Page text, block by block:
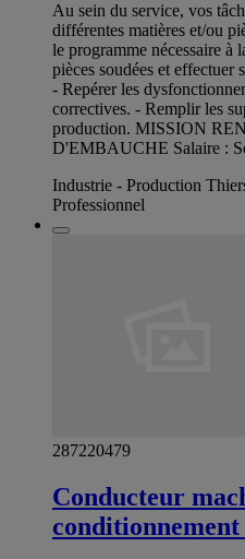
Au sein du service, vos
différentes matières et/ou
le programme nécessaire
pièces soudées et effectuer
- Repérer les
correctives. - Remplir les
production. MISSION
D'EMBAUCHE Salaire :
Industrie - Production
Professionnel
287220479
Conducteur